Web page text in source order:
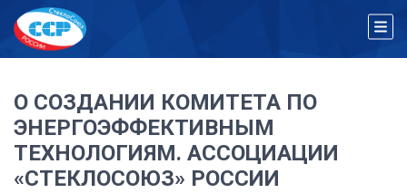
О СОЗДАНИИ КОМИТЕТА ПО
ЭНЕРГОЭФФЕКТИВНЫМ
ТЕХНОЛОГИЯМ. АССОЦИАЦИИ
«СТЕКЛОСОЮЗ» РОССИИ